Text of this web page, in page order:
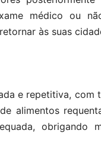
médico ou
às suas
e repetitiva, com
alimentos
obrigando